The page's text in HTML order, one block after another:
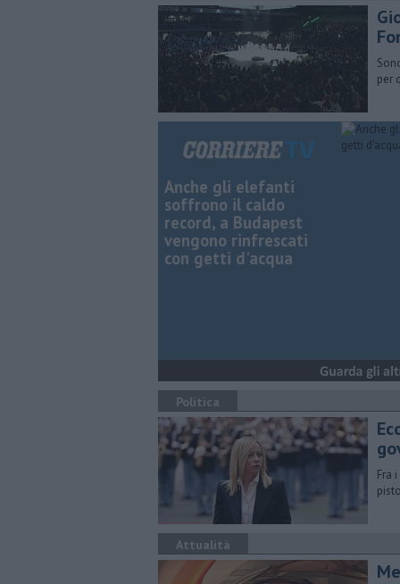
per
Anche gli elefanti
soffrono il caldo
record, a Budapest
vengono rinfrescati
con getti d'acqua
Politica
Fra
Attualità